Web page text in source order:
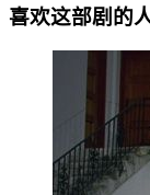
喜欢这部剧的人